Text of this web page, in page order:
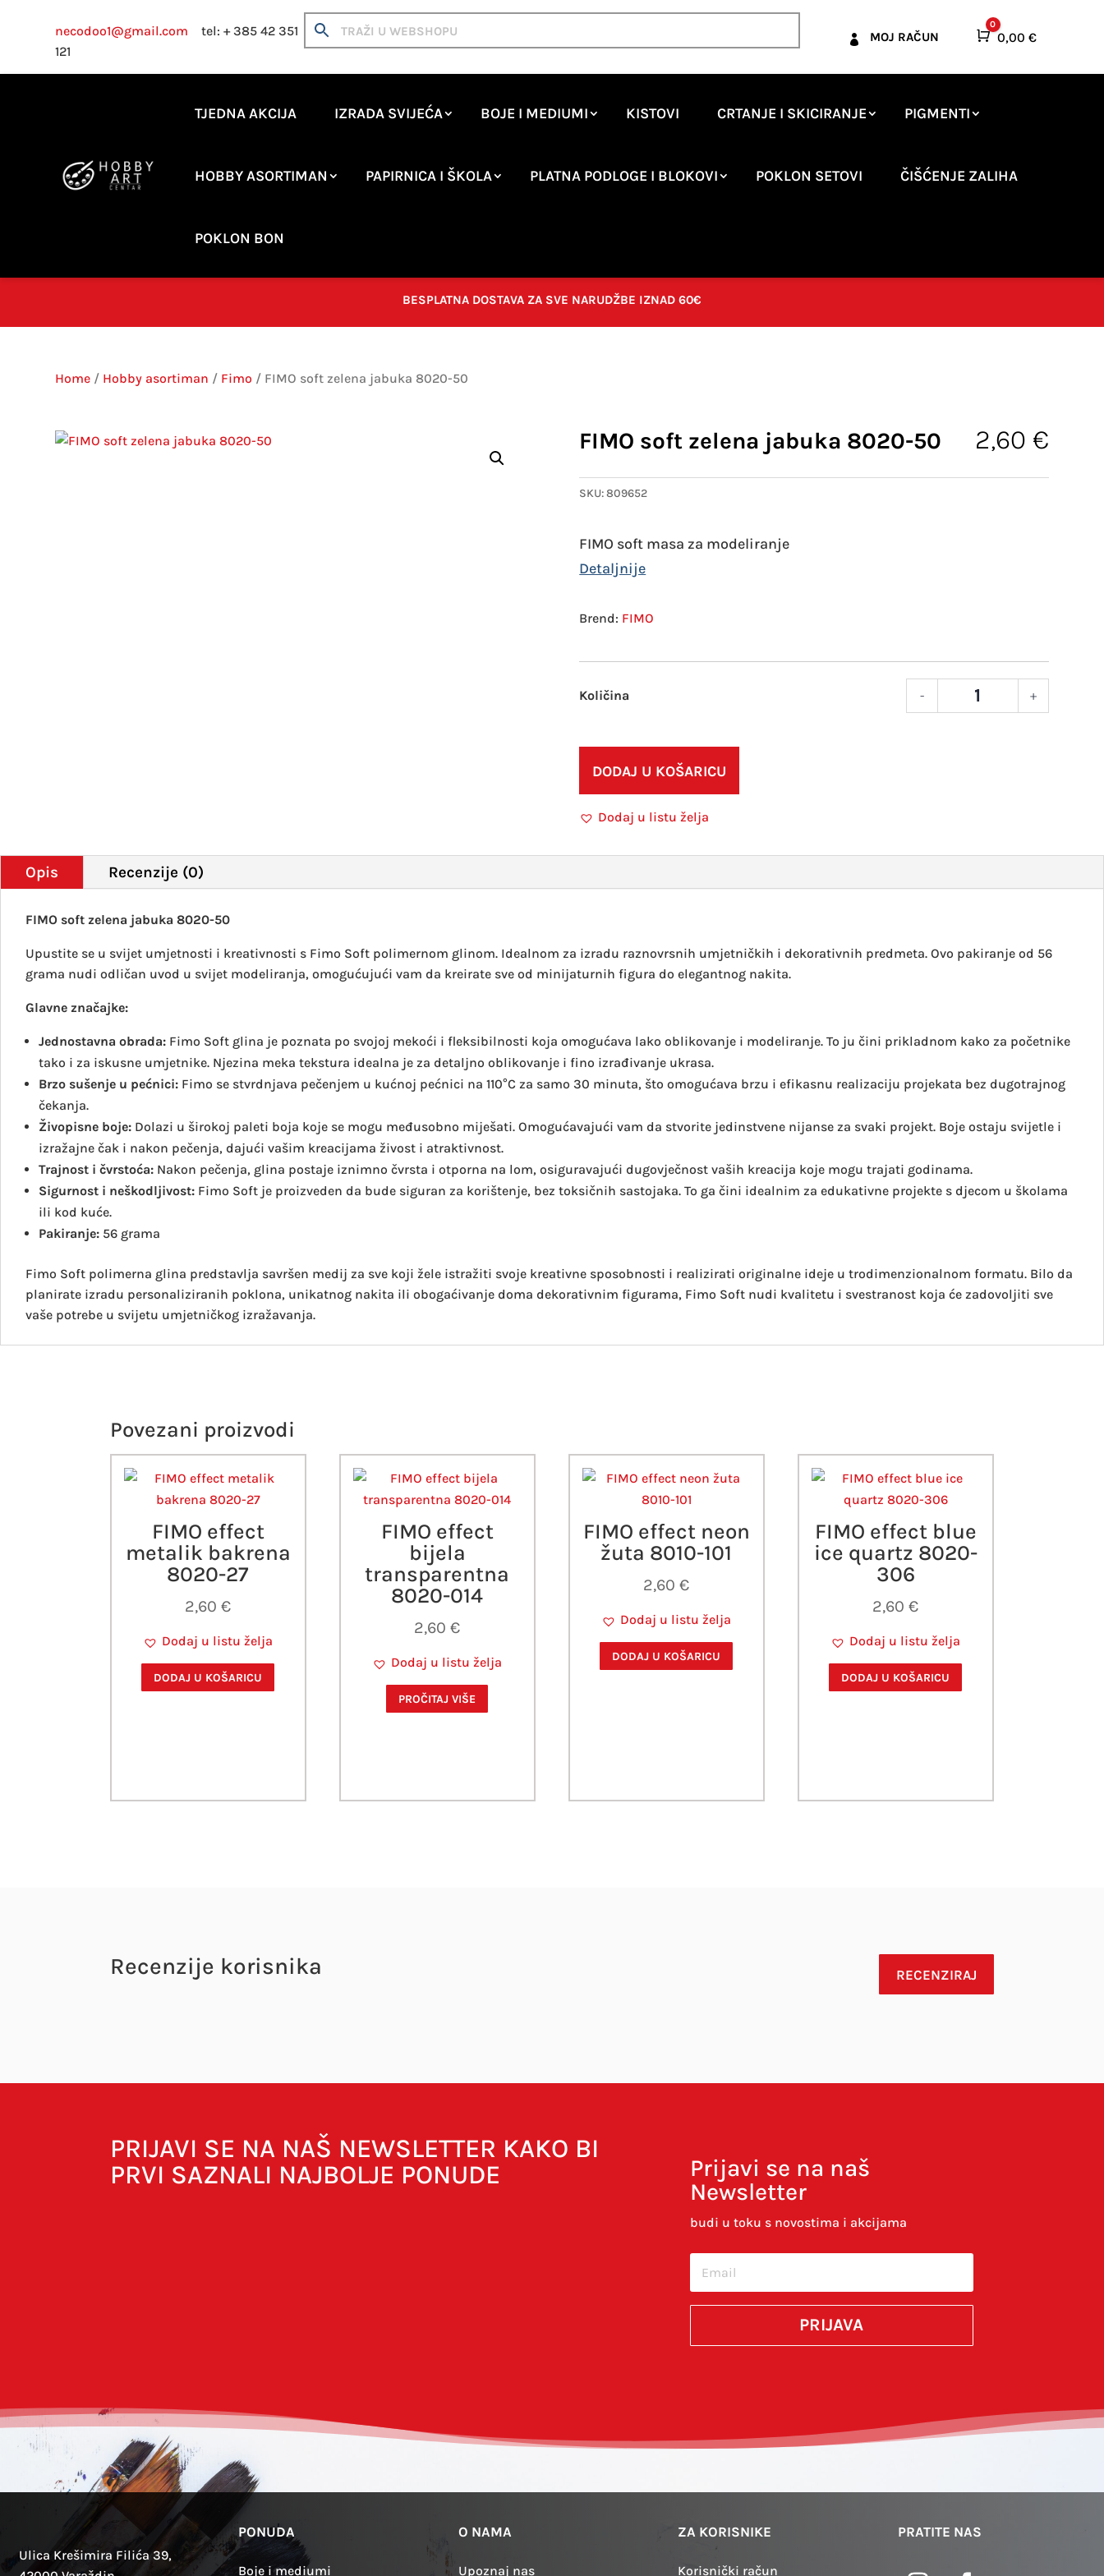
necodoo1@gmail.com tel: + 385 42 351
121
 MOJ RAČUN Košarica
0
0,00 €
TJEDNA AKCIJA IZRADA SVIJEĆA BOJE I MEDIUMI KISTOVI CRTANJE I SKICIRANJE PIGMENTI
HOBBY ASORTIMAN PAPIRNICA I ŠKOLA PLATNA PODLOGE I BLOKOVI POKLON SETOVI ČIŠĆENJE ZALIHA
POKLON BON
BESPLATNA DOSTAVA ZA SVE NARUDŽBE IZNAD 60€
Home / Hobby asortiman / Fimo / FIMO soft zelena jabuka 8020-50
FIMO soft zelena jabuka 8020-50 2,60 €
SKU:809652
FIMO soft masa za modeliranje
FIMO
- +
DODAJ U KOŠARICU
Dodaj u listu želja
Opis Recenzije (0)
FIMO soft zelena jabuka 8020-50
Upustite se u svijet umjetnosti i kreativnosti s Fimo Soft polimernom glinom. Idealnom za izradu raznovrsnih umjetničkih i dekorativnih predmeta. Ovo pakiranje od 56
grama nudi odličan uvod u svijet modeliranja, omogućujući vam da kreirate sve od minijaturnih figura do elegantnog nakita.
Glavne značajke:
Jednostavna obrada: Fimo Soft glina je poznata po svojoj mekoći i fleksibilnosti koja omogućava lako oblikovanje i modeliranje. To ju čini prikladnom kako za početnike
tako i za iskusne umjetnike. Njezina meka tekstura idealna je za detaljno oblikovanje i fino izrađivanje ukrasa.
Brzo sušenje u pećnici: Fimo se stvrdnjava pečenjem u kućnoj pećnici na 110°C za samo 30 minuta, što omogućava brzu i efikasnu realizaciju projekata bez dugotrajnog
čekanja.
Živopisne boje: Dolazi u širokoj paleti boja koje se mogu međusobno miješati. Omogućavajući vam da stvorite jedinstvene nijanse za svaki projekt. Boje ostaju svijetle i
izražajne čak i nakon pečenja, dajući vašim kreacijama živost i atraktivnost.
Trajnost i čvrstoća: Nakon pečenja, glina postaje iznimno čvrsta i otporna na lom, osiguravajući dugovječnost vaših kreacija koje mogu trajati godinama.
Sigurnost i neškodljivost: Fimo Soft je proizveden da bude siguran za korištenje, bez toksičnih sastojaka. To ga čini idealnim za edukativne projekte s djecom u školama
ili kod kuće.
Pakiranje: 56 grama
Fimo Soft polimerna glina predstavlja savršen medij za sve koji žele istražiti svoje kreativne sposobnosti i realizirati originalne ideje u trodimenzionalnom formatu. Bilo da
planirate izradu personaliziranih poklona, unikatnog nakita ili obogaćivanje doma dekorativnim figurama, Fimo Soft nudi kvalitetu i svestranost koja će zadovoljiti sve
vaše potrebe u svijetu umjetničkog izražavanja.
Povezani proizvodi
FIMO effect
metalik bakrena
8020-27
2,60€
Dodaj u listu želja
DODAJ U KOŠARICU
FIMO effect
bijela
transparentna
8020-014
2,60€
Dodaj u listu želja
PROČITAJ VIŠE
FIMO effect neon
žuta 8010-101
2,60€
Dodaj u listu želja
DODAJ U KOŠARICU
FIMO effect blue
ice quartz 8020-
306
2,60€
Dodaj u listu želja
DODAJ U KOŠARICU
Recenzije korisnika RECENZIRAJ
Spremi moje ime, e-poštu i web-stranicu u ovom internet pregledniku za sljedeći put kada budem komentirao.
PRIJAVI SE NA NAŠ NEWSLETTER KAKO BI
PRVI SAZNALI NAJBOLJE PONUDE
Prijavi se na naš
Newsletter
budi u toku s novostima i akcijama
PRIJAVA
Ulica Krešimira Filića 39,
PONUDA
Boje i mediumi
O NAMA
Upoznaj nas
ZA KORISNIKE
Korisnički račun
PRATITE NAS